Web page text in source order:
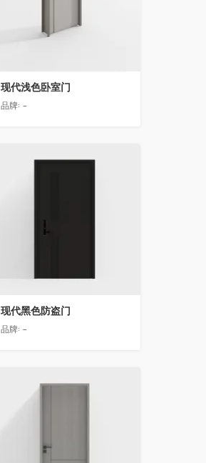
现代浅色卧室门
品牌: -
收藏
现代黑色防盗门
品牌: -
收藏